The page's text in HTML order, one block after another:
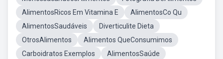
AlimentosRicos Em Vitamina E
AlimentosCo Qu
AlimentosSaudáveis
Diverticulite Dieta
OtrosAlimentos
Alimentos QueConsumimos
Carboidratos Exemplos
AlimentosSaúde